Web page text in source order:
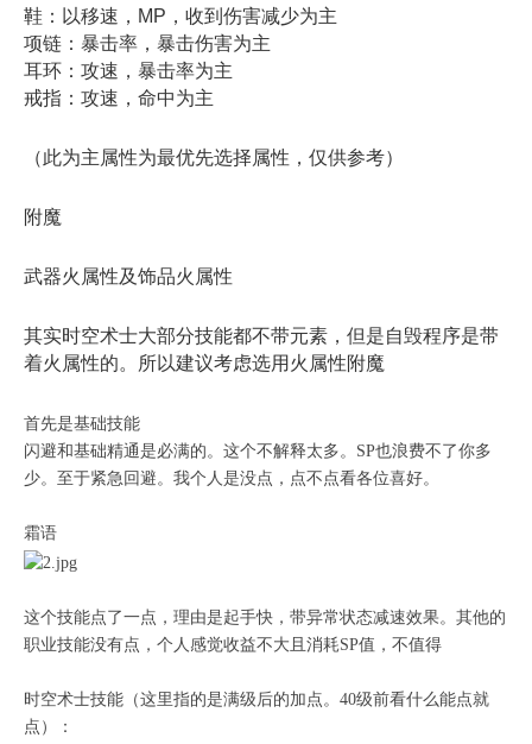
鞋：以移速，MP，收到伤害减少为主
项链：暴击率，暴击伤害为主
耳环：攻速，暴击率为主
戒指：攻速，命中为主
（此为主属性为最优先选择属性，仅供参考）
附魔
武器火属性及饰品火属性
其实时空术士大部分技能都不带元素，但是自毁程序是带
着火属性的。所以建议考虑选用火属性附魔
首先是基础技能
闪避和基础精通是必满的。这个不解释太多。SP也浪费不了你多
少。至于紧急回避。我个人是没点，点不点看各位喜好。
霜语
这个技能点了一点，理由是起手快，带异常状态减速效果。其他的
职业技能没有点，个人感觉收益不大且消耗SP值，不值得
时空术士技能（这里指的是满级后的加点。40级前看什么能点就
点）：